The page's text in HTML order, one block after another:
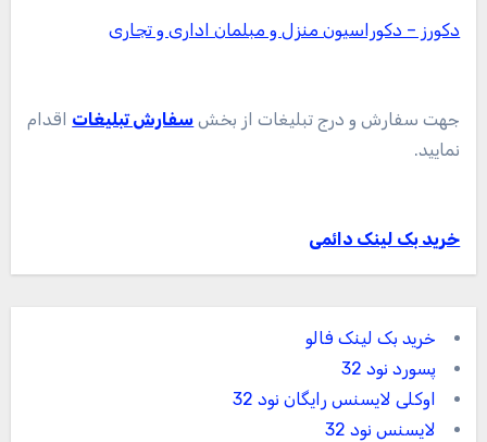
دکورز – دکوراسیون منزل و مبلمان اداری و تجاری
جهت سفارش و درج تبلیغات از بخش سفارش تبلیغات اقدام
نمایید.
خرید بک لینک دائمی
خرید بک لینک فالو
پسورد نود 32
اوکلی لایسنس رایگان نود 32
لایسنس نود 32